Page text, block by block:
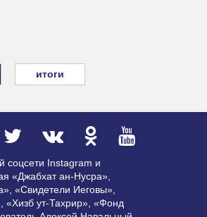
итоги
соцсети Instagram и
«Джабхат ан-Нусра»,
«Свидетели Иеговы»,
«Хизб ут-Тахрир», «Фонд